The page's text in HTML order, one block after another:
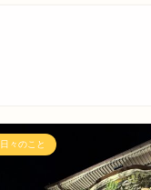
日々のこと